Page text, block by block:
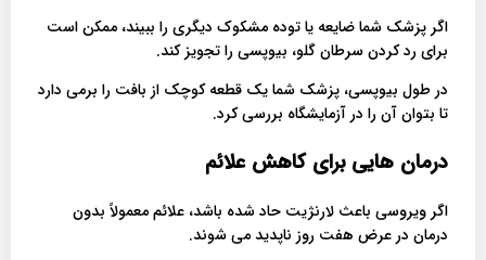
اگر پزشک شما ضایعه یا توده مشکوک دیگری را ببیند، ممکن است
برای رد کردن سرطان گلو، بیوپسی را تجویز کند.
در طول بیوپسی، پزشک شما یک قطعه کوچک از بافت را برمی دارد
تا بتوان آن را در آزمایشگاه بررسی کرد.
درمان هایی برای کاهش علائم
اگر ویروسی باعث لارنژیت حاد شده باشد، علائم معمولاً بدون
درمان در عرض هفت روز ناپدید می شوند.